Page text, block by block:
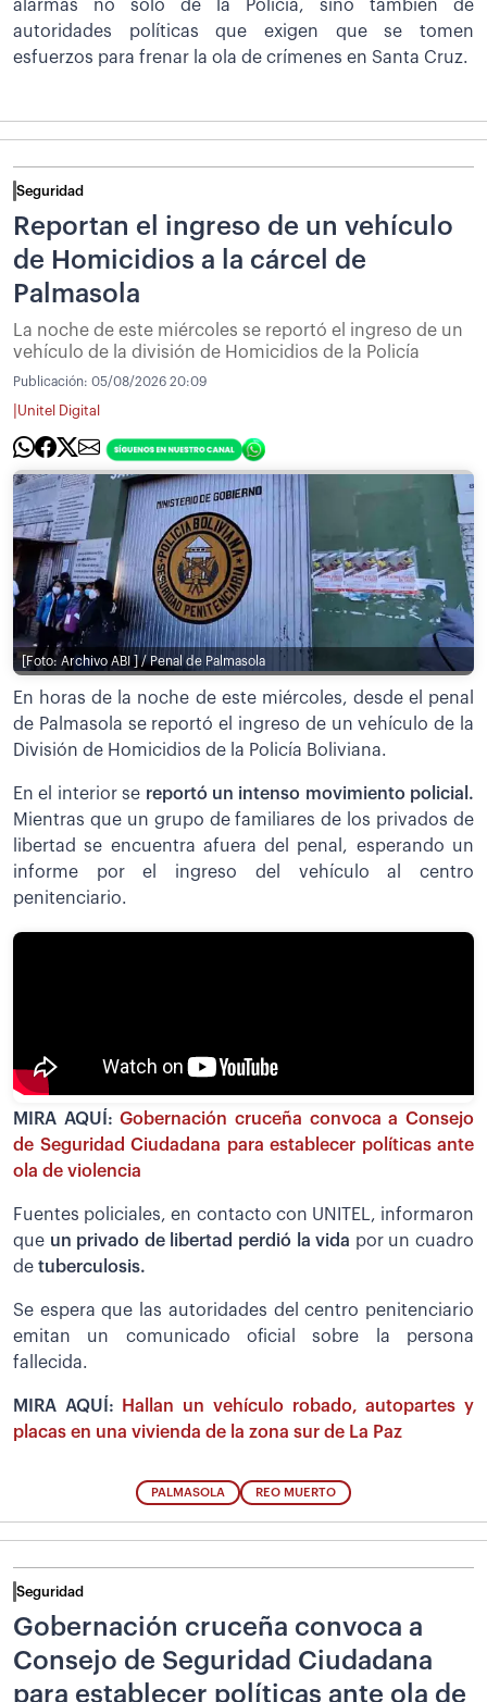
alarmas no solo de la Policía, sino también de
autoridades políticas que exigen que se tomen
esfuerzos para frenar la ola de crímenes en Santa Cruz.
Seguridad
Reportan el ingreso de un vehículo
de Homicidios a la cárcel de
Palmasola
La noche de este miércoles se reportó el ingreso de un
vehículo de la división de Homicidios de la Policía
Publicación: 05/08/2026 20:09
Unitel Digital
[Foto: Archivo ABI ] / Penal de Palmasola
En horas de la noche de este miércoles, desde el penal
de Palmasola se reportó el ingreso de un vehículo de la
División de Homicidios de la Policía Boliviana.
En el interior se reportó un intenso movimiento policial.
Mientras que un grupo de familiares de los privados de
libertad se encuentra afuera del penal, esperando un
informe por el ingreso del vehículo al centro
penitenciario.
MIRA AQUÍ:Gobernación cruceña convoca a Consejo
de Seguridad Ciudadana para establecer políticas ante
ola de violencia
Fuentes policiales, en contacto con UNITEL, informaron
que un privado de libertad perdió la vida por un cuadro
de tuberculosis.
Se espera que las autoridades del centro penitenciario
emitan un comunicado oficial sobre la persona
fallecida.
MIRA AQUÍ:
Hallan un vehículo robado, autopartes y
placas en una vivienda de la zona sur de La Paz
PALMASOLA REO MUERTO
Seguridad
Gobernación cruceña convoca a
Consejo de Seguridad Ciudadana
para establecer políticas ante ola de